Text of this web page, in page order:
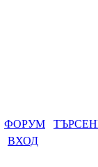
ФОРУМ
ВХОД